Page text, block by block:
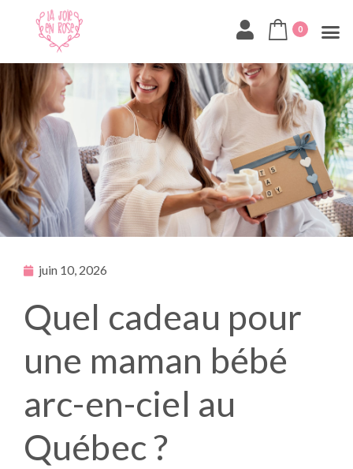
0
juin 10, 2026
Quel cadeau pour
une maman bébé
arc-en-ciel au
Québec ?